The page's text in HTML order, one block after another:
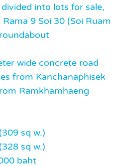
into lots for sale,
9 Soi 30 (Soi Ruam
wide concrete road
from Kanchanaphisek
Ramkhamhaeng
sq w.)
sq w.)
baht